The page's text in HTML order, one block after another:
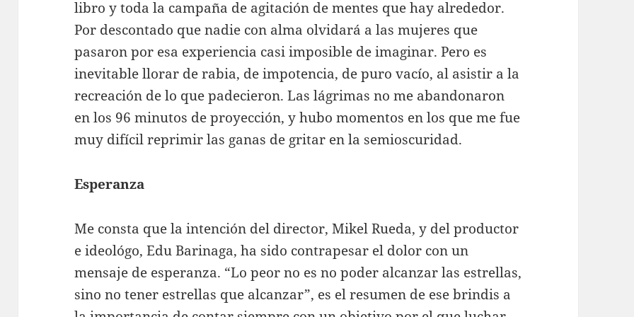
libro y toda la campaña de agitación de mentes que hay alrededor.
Por descontado que nadie con alma olvidará a las mujeres que
pasaron por esa experiencia casi imposible de imaginar. Pero es
inevitable llorar de rabia, de impotencia, de puro vacío, al asistir a la
recreación de lo que padecieron. Las lágrimas no me abandonaron
en los 96 minutos de proyección, y hubo momentos en los que me fue
muy difícil reprimir las ganas de gritar en la semioscuridad.
Esperanza
Me consta que la intención del director, Mikel Rueda, y del productor
e ideológo, Edu Barinaga, ha sido contrapesar el dolor con un
mensaje de esperanza. “Lo peor no es no poder alcanzar las estrellas,
sino no tener estrellas que alcanzar”, es el resumen de ese brindis a